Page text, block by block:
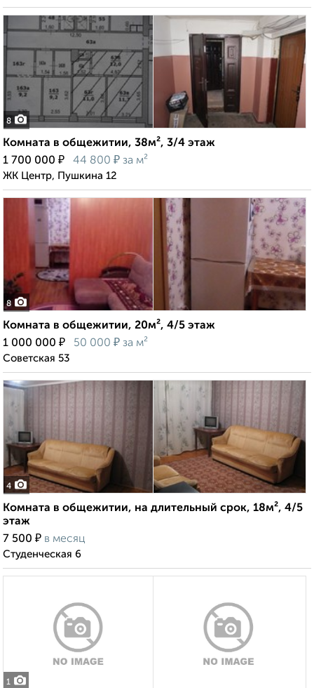
8
Комната в общежитии, 38м², 3/4 этаж
1 700 000 ₽ 44 800 ₽ за м²
ЖК Центр, Пушкина 12
8
Комната в общежитии, 20м², 4/5 этаж
1 000 000 ₽ 50 000 ₽ за м²
Советская 53
4
Комната в общежитии, на длительный срок, 18м², 4/5
этаж
7 500 ₽ в месяц
Студенческая 6
1